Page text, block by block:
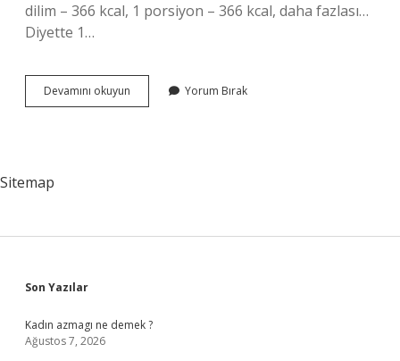
dilim – 366 kcal, 1 porsiyon – 366 kcal, daha fazlası…
Diyette 1…
Devamını okuyun
Dilim
Yorum Bırak
Sitemap
Sidebar
Son Yazılar
Kadın azmagı ne demek ?
Ağustos 7, 2026